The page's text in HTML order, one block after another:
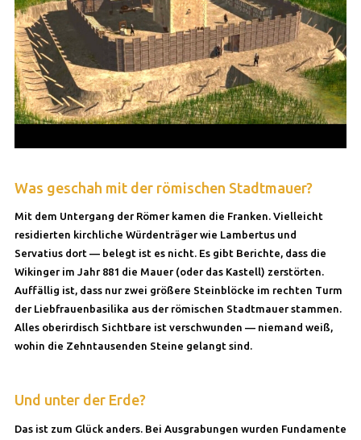
Was geschah mit der römischen Stadtmauer?
Mit dem Untergang der Römer kamen die Franken. Vielleicht
residierten kirchliche Würdenträger wie Lambertus und
Servatius dort — belegt ist es nicht. Es gibt Berichte, dass die
Wikinger im Jahr 881 die Mauer (oder das Kastell) zerstörten.
Auffällig ist, dass nur zwei größere Steinblöcke im rechten Turm
der Liebfrauenbasilika aus der römischen Stadtmauer stammen.
Alles oberirdisch Sichtbare ist verschwunden — niemand weiß,
wohin die Zehntausenden Steine gelangt sind.
Und unter der Erde?
Das ist zum Glück anders. Bei Ausgrabungen wurden Fundamente